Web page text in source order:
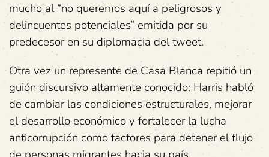
mucho al “no queremos aquí a peligrosos y
delincuentes potenciales” emitida por su
predecesor en su diplomacia del tweet.
Otra vez un represente de Casa Blanca repitió un
guión discursivo altamente conocido: Harris habló
de cambiar las condiciones estructurales, mejorar
el desarrollo económico y fortalecer la lucha
anticorrupción como factores para detener el flujo